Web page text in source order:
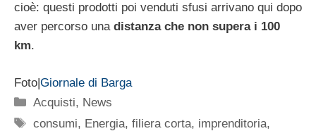
cioè: questi prodotti poi venduti sfusi arrivano qui dopo
aver percorso una distanza che non supera i 100
km.
Foto|Giornale di Barga
Categorie
Acquisti, News
Tag
consumi, Energia,filiera corta, imprenditoria,